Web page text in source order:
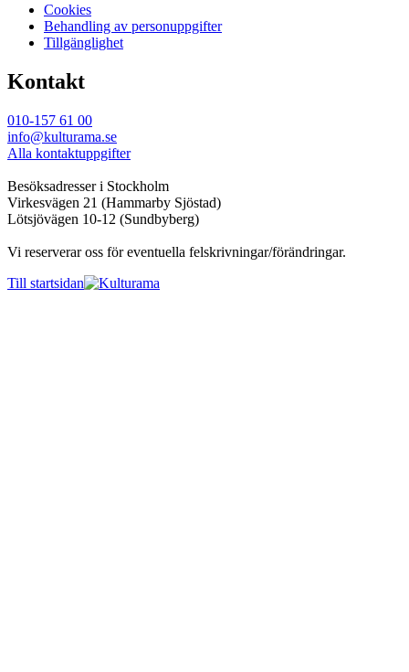
Cookies
Behandling av personuppgifter
Tillgänglighet
Kontakt
010-157 61 00
info@kulturama.se
Alla kontaktuppgifter
Besöksadresser i Stockholm
Virkesvägen 21 (Hammarby Sjöstad)
Lötsjövägen 10-12 (Sundbyberg)
Vi reserverar oss för eventuella felskrivningar/förändringar.
Till startsidan